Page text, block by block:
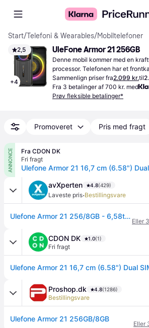
Start/Telefoni & Wearables/Mobiltelefoner
2,5
+4
UleFone Armor 21 256GB
Denne mobil kommer med en
processor. Telefonen har et
bagkameraer bagpå på 64
godt batteri på 9.600 mAh.
Sammenlign priser fra2.099 kr.til
Fra 3 betalinger af 700 kr. med
Prøv fleksible betalinger*
Promoveret Pris med fragt
ANNONCE
Fra CDON DK
Fri fragt
avXperten 4.8(429)
Laveste pris·Bestillingsvare
Ulefone Armor 21 256/8GB - 6,58tm (DualSIM) Sort
Eller
CDON DK 1.0(1)
Fri fragt
Proshop.dk 4.8(1286)
Bestillingsvare
Ulefone Armor 21 256GB/8GB
Eller